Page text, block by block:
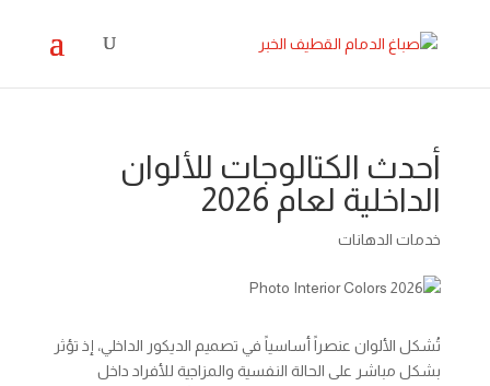
أحدث الكتالوجات للألوان
الداخلية لعام 2026​
خدمات الدهانات
تُشكل الألوان عنصراً أساسياً في تصميم الديكور الداخلي، إذ تؤثر
بشكل مباشر على الحالة النفسية والمزاجية للأفراد داخل